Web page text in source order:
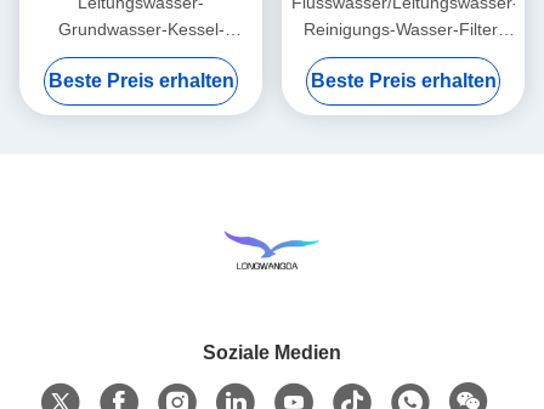
Grundwasser-Kessel-
Reinigungs-Wasser-Filter-
Baumwollblatt 0.5mm
Beste Preis erhalten
Reinigungs-Wasser-Filter-
Auflagen Soem
Beste Preis erhalten
Soziale Medien